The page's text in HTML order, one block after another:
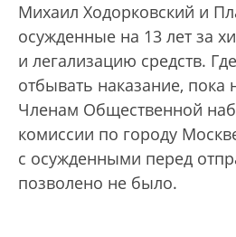
Михаил Ходорковский и
осужденные на 13 лет за
и легализацию средств.
отбывать наказание, пока
Членам Общественной
комиссии по городу
с осужденными перед
позволено не было.